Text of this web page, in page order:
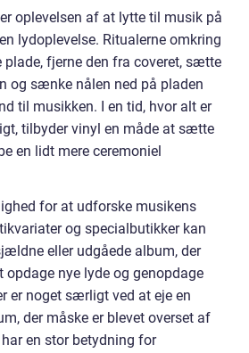
oplevelsen af at lytte til musik på
lydoplevelse. Ritualerne omkring
plade, fjerne den fra coveret, sætte
og sænke nålen ned på pladen
til musikken. I en tid, hvor alt er
tilbyder vinyl en måde at sætte
en lidt mere ceremoniel
for at udforske musikens
og specialbutikker kan
eller udgåede album, der
nye lyde og genopdage
er noget særligt ved at eje en
der måske er blevet overset af
en stor betydning for